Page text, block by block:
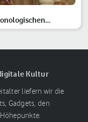
Kultur
liefern wir die
Gadgets, den